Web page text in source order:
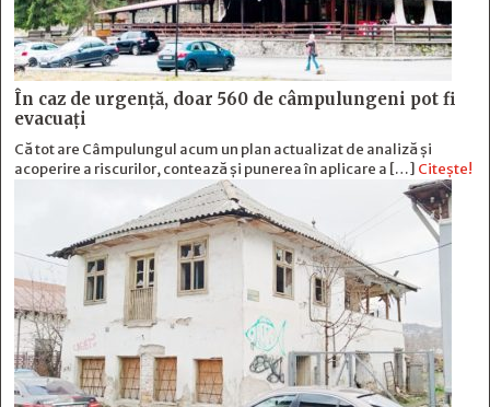
În caz de urgență, doar 560 de câmpulungeni pot fi
evacuați
Că tot are Câmpulungul acum un plan actualizat de analiză și
acoperire a riscurilor, contează și punerea în aplicare a […] Citește!